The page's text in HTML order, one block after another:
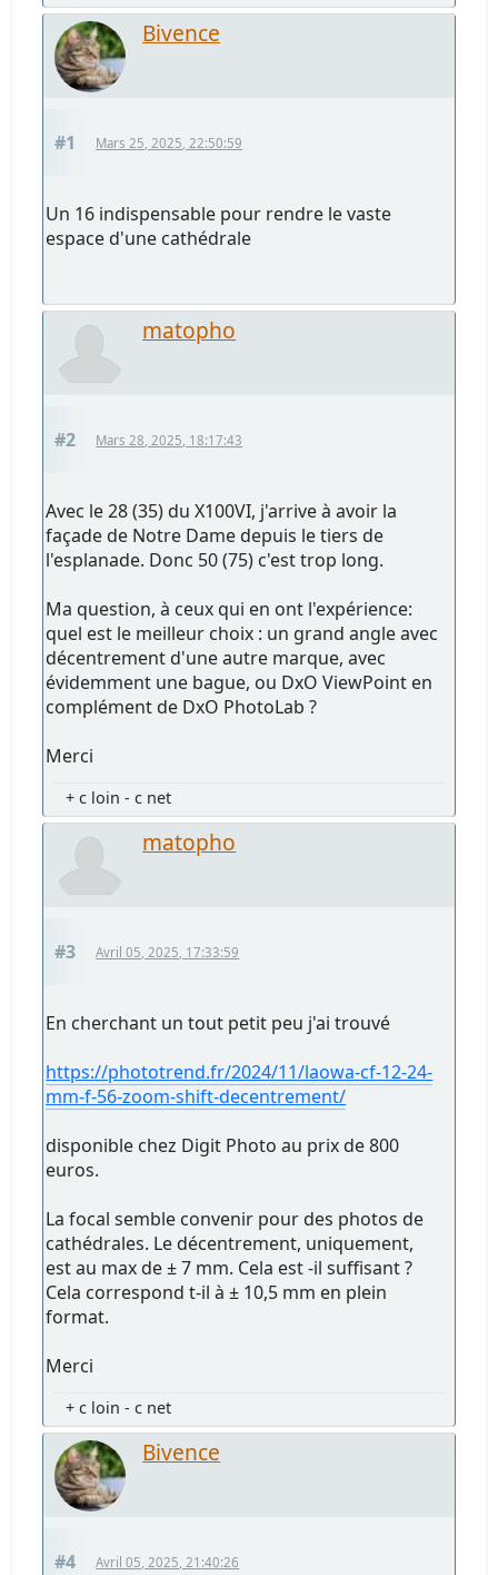
Bivence
#1 Mars 25, 2025, 22:50:59
Un 16 indispensable pour rendre le vaste
espace d'une cathédrale
matopho
#2 Mars 28, 2025, 18:17:43
Avec le 28 (35) du X100VI, j'arrive à avoir la
façade de Notre Dame depuis le tiers de
l'esplanade. Donc 50 (75) c'est trop long.
Ma question, à ceux qui en ont l'expérience:
quel est le meilleur choix : un grand angle avec
décentrement d'une autre marque, avec
évidemment une bague, ou DxO ViewPoint en
complément de DxO PhotoLab ?
Merci
+ c loin - c net
matopho
#3 Avril 05, 2025, 17:33:59
En cherchant un tout petit peu j'ai trouvé
https://phototrend.fr/2024/11/laowa-cf-12-24-
mm-f-56-zoom-shift-decentrement/
disponible chez Digit Photo au prix de 800
euros.
La focal semble convenir pour des photos de
cathédrales. Le décentrement, uniquement,
est au max de ± 7 mm. Cela est -il suffisant ?
Cela correspond t-il à ± 10,5 mm en plein
format.
Merci
+ c loin - c net
Bivence
#4 Avril 05, 2025, 21:40:26